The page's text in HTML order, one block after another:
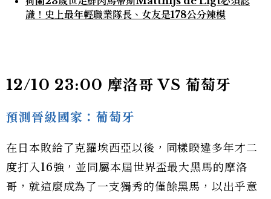
識！史上最年輕職業隊長、女友是178公分辣模
12/10 23:00 摩洛哥 VS 葡萄牙
預測晉級國家：葡萄牙
在日本敗給了克羅埃西亞以後，同樣睽違多年才二
度打入16強，並同屬本屆世界盃最大黑馬的摩洛
哥，就這麼成為了一支獨秀的僅餘黑馬，以出乎意